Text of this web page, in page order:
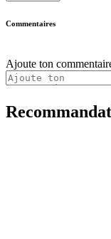
Commentaires
Ajoute ton